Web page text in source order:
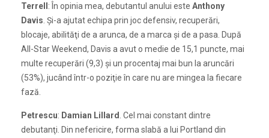
Terrell : În opinia mea, debutantul anului este Anthony
Davis . Şi-a ajutat echipa prin joc defensiv, recuperări,
blocaje, abilităţi de a arunca, de a marca şi de a pasa. După
All-Star Weekend, Davis a avut o medie de 15,1 puncte, mai
multe recuperări (9,3) şi un procentaj mai bun la aruncări
(53%), jucând într-o poziţie în care nu are mingea la fiecare
fază.
Petrescu: Damian Lillard . Cel mai constant dintre
debutanţi. Din nefericire, forma slabă a lui Portland din